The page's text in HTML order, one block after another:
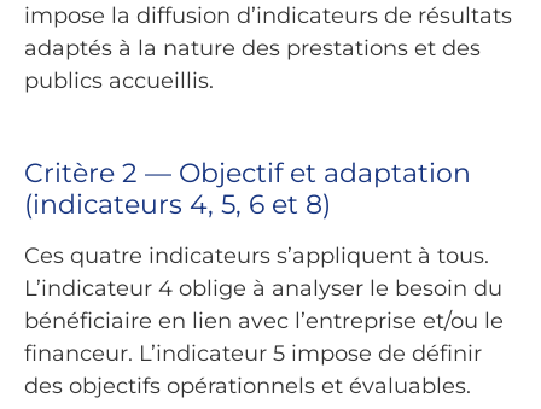
impose la diffusion d’indicateurs de résultats
adaptés à la nature des prestations et des
publics accueillis.
Critère 2 — Objectif et adaptation
(indicateurs 4, 5, 6 et 8)
Ces quatre indicateurs s’appliquent à tous.
L’indicateur 4 oblige à analyser le besoin du
bénéficiaire en lien avec l’entreprise et/ou le
financeur. L’indicateur 5 impose de définir
des objectifs opérationnels et évaluables.